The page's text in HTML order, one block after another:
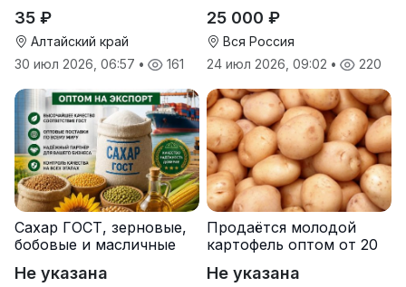
35 ₽
Алтайский край
30 июл 2026, 06:57 • 161
25 000 ₽
Вся Россия
24 июл 2026, 09:02 • 220
Сахар ГОСТ, зерновые,
бобовые и масличные
Не указана
Продаётся молодой
картофель оптом от 20
Не указана